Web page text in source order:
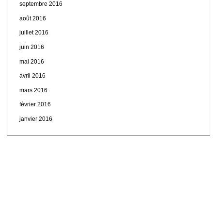
septembre 2016
août 2016
juillet 2016
juin 2016
mai 2016
avril 2016
mars 2016
février 2016
janvier 2016